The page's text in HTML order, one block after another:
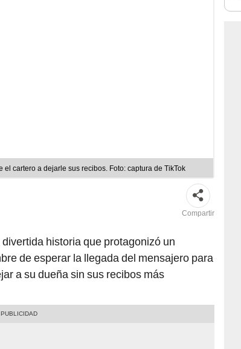
cartero a dejarle sus recibos. Foto: captura de TikTok
Compartir
divertida historia que protagonizó un
de esperar la llegada del mensajero para
a su dueña sin sus recibos más